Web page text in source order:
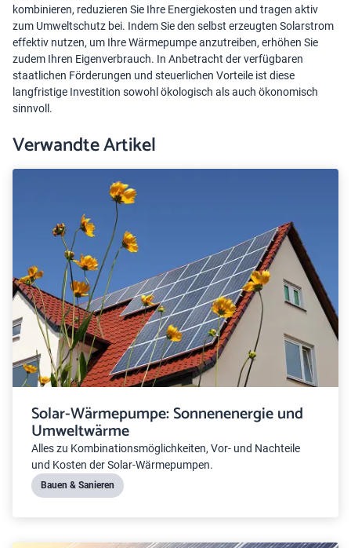
kombinieren, reduzieren Sie Ihre Energiekosten und tragen aktiv
zum Umweltschutz bei. Indem Sie den selbst erzeugten Solarstrom
effektiv nutzen, um Ihre Wärmepumpe anzutreiben, erhöhen Sie
zudem Ihren Eigenverbrauch. In Anbetracht der verfügbaren
staatlichen Förderungen und steuerlichen Vorteile ist diese
langfristige Investition sowohl ökologisch als auch ökonomisch
sinnvoll.
Verwandte Artikel
Solar-Wärmepumpe: Sonnenenergie und
Umweltwärme
Alles zu Kombinationsmöglichkeiten, Vor- und Nachteile
und Kosten der Solar-Wärmepumpen.
Bauen & Sanieren